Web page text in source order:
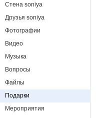
Стена soniya
Друзья soniya
Фотографии
Видео
Музыка
Вопросы
Файлы
Подарки
Мероприятия